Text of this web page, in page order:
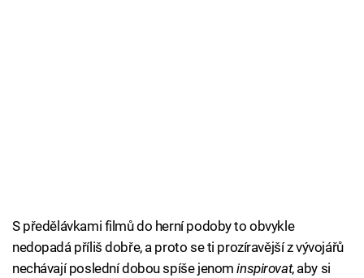
S předělávkami filmů do herní podoby to obvykle
nedopadá příliš dobře, a proto se ti prozíravější z vývojářů
nechávají poslední dobou spíše jenominspirovat, aby si